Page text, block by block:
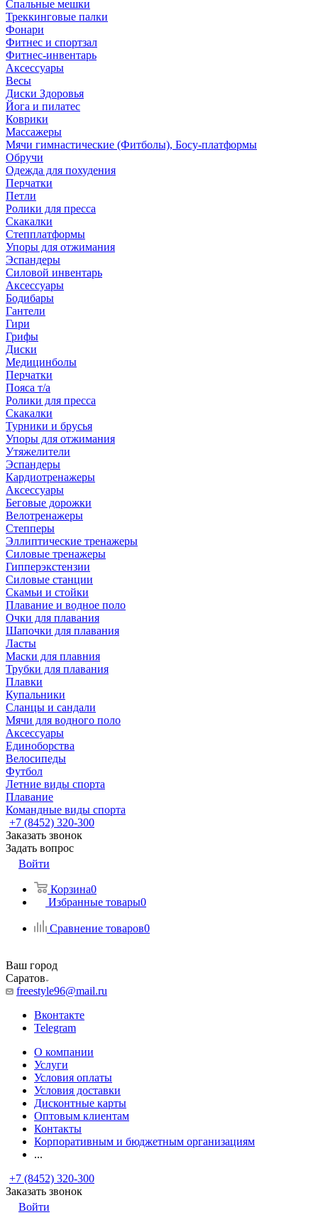
Спальные мешки
Треккинговые палки
Фонари
Фитнес и спортзал
Фитнес-инвентарь
Аксессуары
Весы
Диски Здоровья
Йога и пилатес
Коврики
Массажеры
Мячи гимнастические (Фитболы), Босу-платформы
Обручи
Одежда для похудения
Перчатки
Петли
Ролики для пресса
Скакалки
Степплатформы
Упоры для отжимания
Эспандеры
Силовой инвентарь
Аксессуары
Бодибары
Гантели
Гири
Грифы
Диски
Медицинболы
Перчатки
Пояса т/а
Ролики для пресса
Скакалки
Турники и брусья
Упоры для отжимания
Утяжелители
Эспандеры
Кардиотренажеры
Аксессуары
Беговые дорожки
Велотренажеры
Степперы
Эллиптические тренажеры
Силовые тренажеры
Гипперэкстензии
Силовые станции
Скамьи и стойки
Плавание и водное поло
Очки для плавания
Шапочки для плавания
Ласты
Маски для плавния
Трубки для плавания
Плавки
Купальники
Сланцы и сандали
Мячи для водного поло
Аксессуары
Единоборства
Велосипеды
Футбол
Летние виды спорта
Плавание
Командные виды спорта
+7 (8452) 320-300
Заказать звонок
Задать вопрос
Войти
Корзина0
Избранные товары0
Сравнение товаров0
Ваш город
Саратов
freestyle96@mail.ru
Вконтакте
Telegram
О компании
Услуги
Условия оплаты
Условия доставки
Дисконтные карты
Оптовым клиентам
Контакты
Корпоративным и бюджетным организациям
...
+7 (8452) 320-300
Заказать звонок
Войти